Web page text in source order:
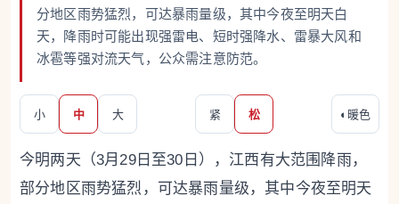
分地区雨势猛烈，可达暴雨量级，其中今夜至明天白
天，降雨时可能出现强雷电、短时强降水、雷暴大风和
冰雹等强对流天气，公众需注意防范。
小 中 大 紧 松 ◐ 暖色
今明两天（3月29日至30日），江西有大范围降雨，
部分地区雨势猛烈，可达暴雨量级，其中今夜至明天